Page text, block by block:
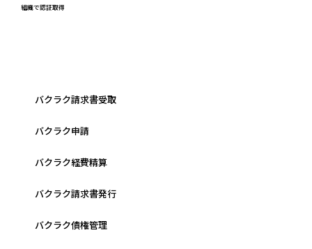
組織で認証取得
バクラク請求書受取
バクラク申請
バクラク経費精算
バクラク請求書発行
バクラク債権管理